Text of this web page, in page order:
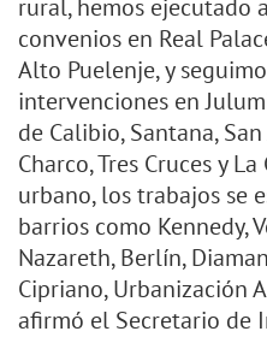
rural, hemos ejecutado
convenios en Real
Alto Puelenje, y
intervenciones en
de Calibio, Santana,
Charco, Tres Cruces y
urbano, los trabajos se
barrios como Kennedy,
Nazareth, Berlín,
Cipriano, Urbanización
afirmó el Secretario de